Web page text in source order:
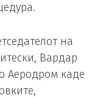
на
Вардар
Аеродром каде